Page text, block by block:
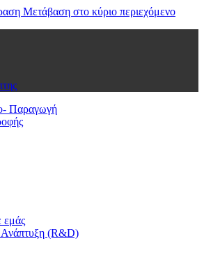
Μετάβαση στο κύριο περιεχόμενο
εμάς
(R&D)